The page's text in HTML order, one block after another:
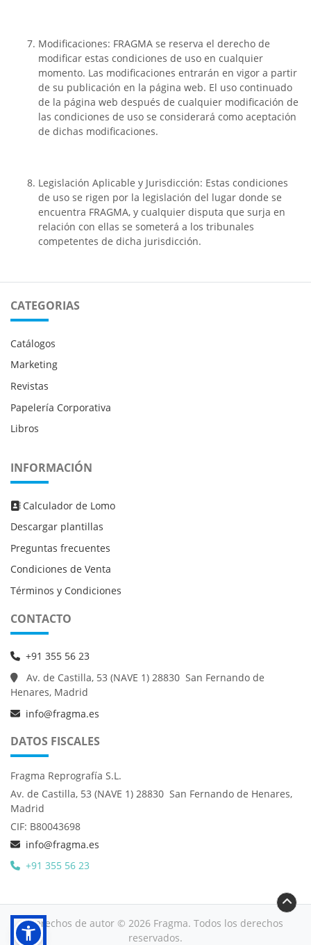
Modificaciones: FRAGMA se reserva el derecho de
modificar estas condiciones de uso en cualquier
momento. Las modificaciones entrarán en vigor a partir
de su publicación en la página web. El uso continuado
de la página web después de cualquier modificación de
las condiciones de uso se considerará como aceptación
de dichas modificaciones.
Legislación Aplicable y Jurisdicción: Estas condiciones
de uso se rigen por la legislación del lugar donde se
encuentra FRAGMA, y cualquier disputa que surja en
relación con ellas se someterá a los tribunales
competentes de dicha jurisdicción.
CATEGORIAS
Catálogos
Marketing
Revistas
Papelería Corporativa
Libros
INFORMACIÓN
Calculador de Lomo
Calculador de Lomo
Descargar plantillas
Preguntas frecuentes
Condiciones de Venta
Términos y Condiciones
CONTACTO
+91 355 56 23
Av. de Castilla, 53 (NAVE 1) 28830 San Fernando de
Henares, Madrid
info@fragma.es
DATOS FISCALES
Fragma Reprografía S.L.
Av. de Castilla, 53 (NAVE 1) 28830 San Fernando de Henares,
Madrid
CIF: B80043698
info@fragma.es
+91 355 56 23
Derechos de autor © 2026 Fragma. Todos los derechos
reservados.